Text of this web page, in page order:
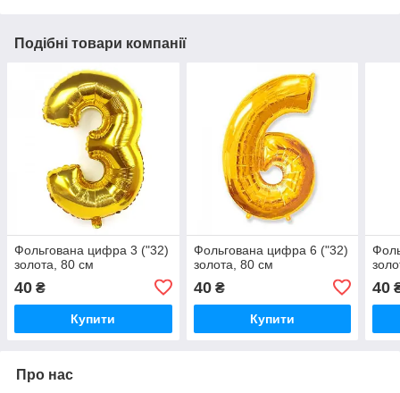
Подібні товари компанії
Фольгована цифра 3 ("32)
золота, 80 см
40 ₴
Купити
Фольгована цифра 6 ("32)
золота, 80 см
40₴
Купити
40
Про нас